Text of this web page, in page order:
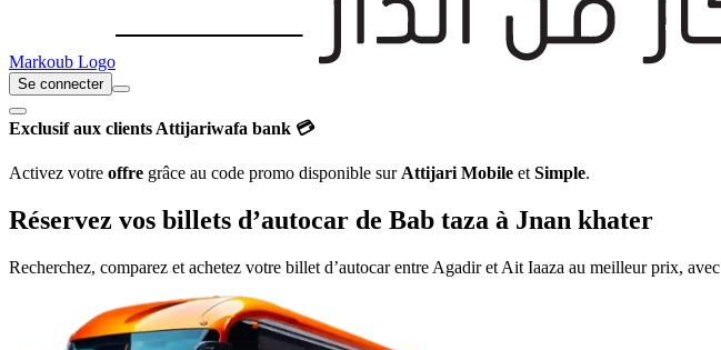
Markoub Logo
Se connecter
Exclusif aux clients Attijariwafa bank 💳
Activez votre offre grâce au code promo disponible sur Attijari Mobile et Simple.
Réservez vos billets d’autocar de Bab taza à Jnan khater
Recherchez, comparez et achetez votre billet d’autocar entre Agadiret Ait Iaaza au meilleur prix, avec